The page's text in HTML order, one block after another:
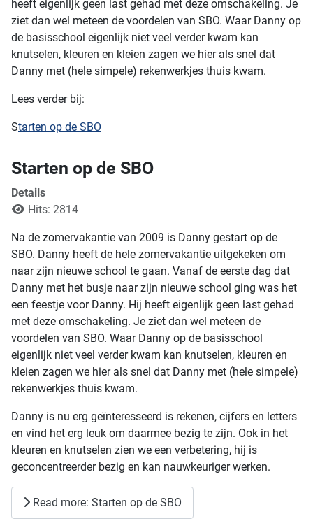
heeft eigenlijk geen last gehad met deze omschakeling. Je
ziet dan wel meteen de voordelen van SBO. Waar Danny op
de basisschool eigenlijk niet veel verder kwam kan
knutselen, kleuren en kleien zagen we hier als snel dat
Danny met (hele simpele) rekenwerkjes thuis kwam.
Lees verder bij:
Starten op de SBO
Starten op de SBO
Details
Hits: 2814
Na de zomervakantie van 2009 is Danny gestart op de
SBO. Danny heeft de hele zomervakantie uitgekeken om
naar zijn nieuwe school te gaan. Vanaf de eerste dag dat
Danny met het busje naar zijn nieuwe school ging was het
een feestje voor Danny. Hij heeft eigenlijk geen last gehad
met deze omschakeling. Je ziet dan wel meteen de
voordelen van SBO. Waar Danny op de basisschool
eigenlijk niet veel verder kwam kan knutselen, kleuren en
kleien zagen we hier als snel dat Danny met (hele simpele)
rekenwerkjes thuis kwam.
Danny is nu erg geïnteresseerd is rekenen, cijfers en letters
en vind het erg leuk om daarmee bezig te zijn. Ook in het
kleuren en knutselen zien we een verbetering, hij is
geconcentreerder bezig en kan nauwkeuriger werken.
Read more: Starten op de SBO